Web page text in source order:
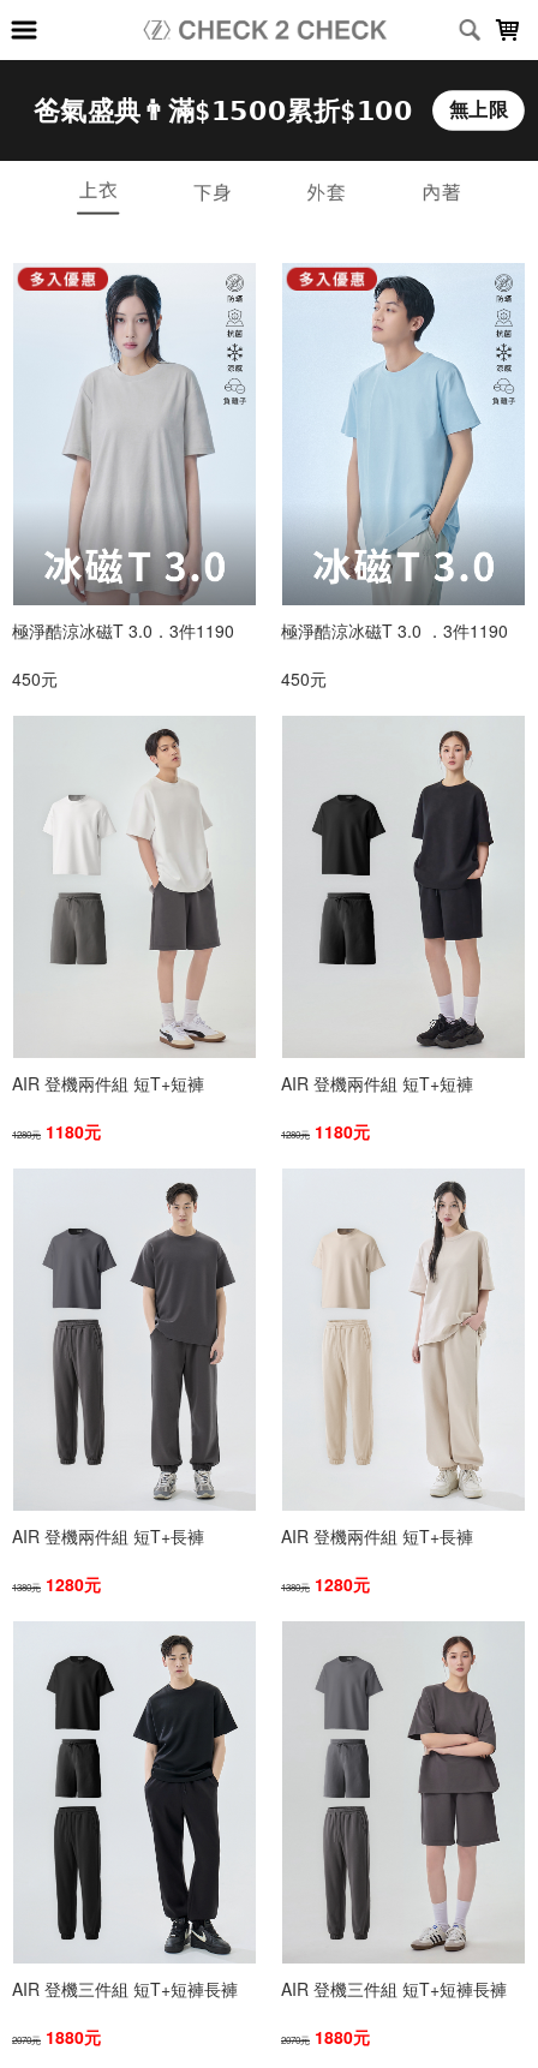
上架時間 銷售件數 銷售價格
全部樣式 深灰
淺灰
燕麥 磚紅
灰藍
全部尺寸 S
M(女)
M(男)
2XL
3XL
極淨酷涼冰磁T 3.0．3件1190
450元
極淨酷涼冰磁T 3.0 ．3件1190
450元
AIR 登機兩件組 短T+短褲
1280元 1180元
AIR 登機兩件組 短T+短褲
1280元 1180元
AIR 登機兩件組 短T+長褲
1380元 1280元
AIR 登機兩件組 短T+長褲
1380元 1280元
AIR 登機三件組 短T+短褲長褲
2070元 1880元
AIR 登機三件組 短T+短褲長褲
2070元 1880元